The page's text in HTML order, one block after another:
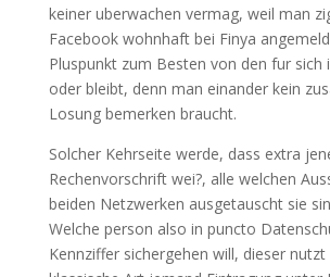
keiner uberwachen vermag, weil man
Facebook wohnhaft bei Finya
Pluspunkt zum Besten von den fur sich
oder bleibt, denn man einander kein
Losung bemerken braucht.
Solcher Kehrseite werde, dass extra
Rechenvorschrift wei?, alle welchen
beiden Netzwerken ausgetauscht sie
Welche person also in puncto
Kennziffer sichergehen will, dieser